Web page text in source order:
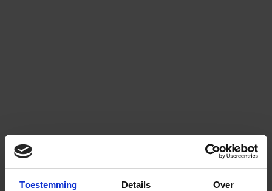
Toestemming Details Over